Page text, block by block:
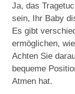
Ja, das
sein, Ihr Baby
Es gibt
ermöglichen,
Achten Sie
bequeme
Atmen hat.